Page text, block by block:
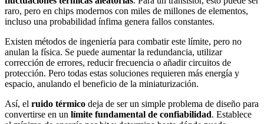
raro, pero en chips modernos con miles de millones de elementos,
incluso una probabilidad ínfima genera fallos constantes.
Existen métodos de ingeniería para combatir este límite, pero no
anulan la física. Se puede aumentar la redundancia, utilizar
corrección de errores, reducir frecuencia o añadir circuitos de
protección. Pero todas estas soluciones requieren más energía y
espacio, anulando el beneficio de la miniaturización.
Así, el ruido térmico deja de ser un simple problema de diseño para
convertirse en un límite fundamental de confiabilidad. Establece